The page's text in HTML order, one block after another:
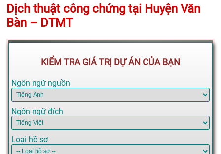
Dịch thuật công chứng tại Huyện Văn
Bàn – DTMT
KIỂM TRA GIÁ TRỊ DỰ ÁN CỦA BẠN
Ngôn ngữ nguồn
Ngôn ngữ đích
Loại hồ sơ